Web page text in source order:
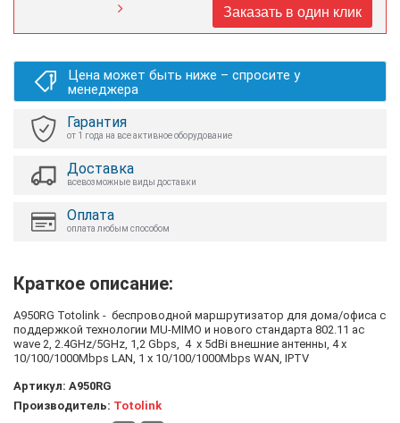
Заказать в один клик
Цена может быть ниже – спросите у
менеджера
Гарантия
от 1 года на все активное оборудование
Доставка
всевозможные виды доставки
Оплата
оплата любым способом
Краткое описание:
A950RG Totolink - беспроводной маршрутизатор для дома/офиса с
поддержкой технологии MU-MIMO и нового стандарта 802.11 ac
wave 2, 2.4GHz/5GHz, 1,2 Gbps, 4 х 5dBi внешние антенны, 4 х
10/100/1000Mbps LAN, 1 x 10/100/1000Mbps WAN, IPTV
Артикул: A950RG
Производитель: Totolink